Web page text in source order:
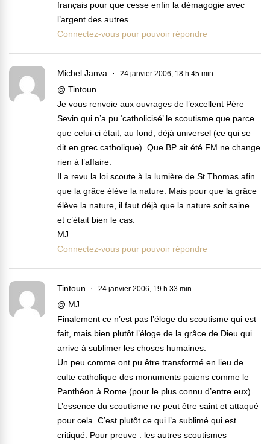
français pour que cesse enfin la démagogie avec
l’argent des autres …
Connectez-vous pour pouvoir répondre
Michel Janva 24 janvier 2006, 18 h 45 min
@ Tintoun
Je vous renvoie aux ouvrages de l’excellent Père
Sevin qui n’a pu ‘catholicisé’ le scoutisme que parce
que celui-ci était, au fond, déjà universel (ce qui se
dit en grec catholique). Que BP ait été FM ne change
rien à l’affaire.
Il a revu la loi scoute à la lumière de St Thomas afin
que la grâce élève la nature. Mais pour que la grâce
élève la nature, il faut déjà que la nature soit saine…
et c’était bien le cas.
MJ
Connectez-vous pour pouvoir répondre
Tintoun 24 janvier 2006, 19 h 33 min
@ MJ
Finalement ce n’est pas l’éloge du scoutisme qui est
fait, mais bien plutôt l’éloge de la grâce de Dieu qui
arrive à sublimer les choses humaines.
Un peu comme ont pu être transformé en lieu de
culte catholique des monuments païens comme le
Panthéon à Rome (pour le plus connu d’entre eux).
L’essence du scoutisme ne peut être saint et attaqué
pour cela. C’est plutôt ce qui l’a sublimé qui est
critiqué. Pour preuve : les autres scoutismes